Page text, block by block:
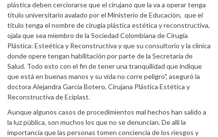
plástica deben cerciorarse que el cirujano que la va a operar tenga
título universitario avalado por el Ministerio de Educación, que el
título tenga el nombre de cirugía plástica estética y reconstructiva,
ojala que sea miembro de la Sociedad Colombiana de Cirugía
Plástica: Esteética y Reconstructiva y que su consultorio y la clínica
donde opere tengan habilitación por parte de la Secretaría de
Salud. Todo esto con el fin de tener una tranquilidad que indique
que está en buenas manos y su vida no corre peligro", aseguró la
doctora Alejandra García Botero, Cirujana Plástica Estética y
Reconstructiva de Eciplast.
Aunque algunos casos de procedimientos mal hechos han salido a
la luz pública, son muchos los que no se denuncian. De allí la
importancia que las personas tomen conciencia de los riesgos y